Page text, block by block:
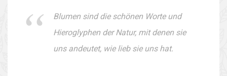
Blumen sind die schönen Worte und
Hieroglyphen der Natur, mit denen sie
uns andeutet, wie lieb sie uns hat.